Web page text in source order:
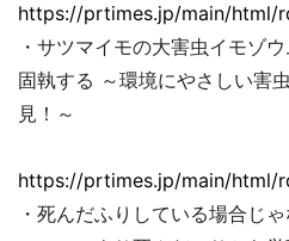
https://prtimes.jp/main/html/
・サツマイモの大害虫イモゾ
固執する ～環境にやさしい害
見！～
https://prtimes.jp/main/html/
・死んだふりしている場合じ